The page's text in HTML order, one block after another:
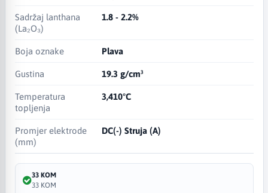
Sadržaj lanthana
(La₂O₃)
1.8 - 2.2%
Boja oznake Plava
Gustina 19.3 g/cm³
Temperatura
topljenja
3,410°C
Promjer elektrode
(mm)
DC(-) Struja (A)
33 KOM
33 KOM